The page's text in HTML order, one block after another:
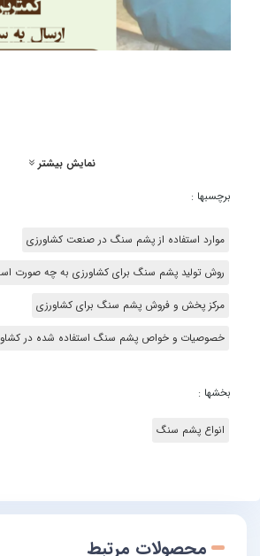
نمایش بیشتر
برچسبها :
موارد استفاده از پشم سنگ در صنعت کشاورزی
روش تولید پشم سنگ برای کشاورزی به چه صورت
مرکز پخش و فروش پشم سنگ برای کشاورزی
خصوصیات و خواص پشم سنگ استفاده شده در
بخشها :
انواع پشم سنگ
محصولات مرتبط